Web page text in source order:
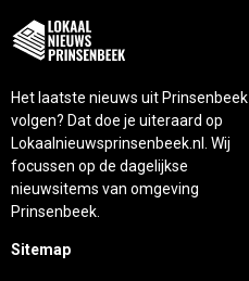
Het laatste nieuws uit Prinsenbeek
volgen? Dat doe je uiteraard op
Lokaalnieuwsprinsenbeek.nl. Wij
focussen op de dagelijkse
nieuwsitems van omgeving
Prinsenbeek.
Sitemap